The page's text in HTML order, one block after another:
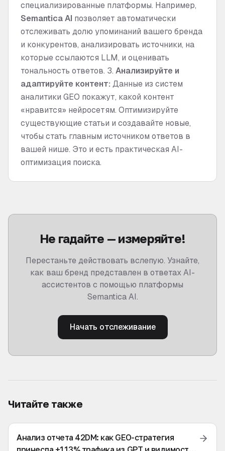
специализированные платформы. Например,
Semantica AI позволяет автоматически
отслеживать долю упоминаний вашего бренда
и конкурентов, анализировать источники, на
которые ссылаются LLM, и оценивать
тональность ответов. 3. Анализируйте и
адаптируйте контент: Данные из систем
аналитики GEO покажут, какой контент
«нравится» нейросетям. Оптимизируйте
существующие статьи и создавайте новые,
чтобы стать главным источником ответов в
вашей нише. Это и есть практическая AI-
оптимизация поиска.
Не гадайте — измеряйте!
Перестаньте действовать вслепую. Узнайте,
как ваш бренд представлен в ответах AI-
ассистентов с помощью платформы
Semantica AI.
Начать отслеживание
Читайте также
Анализ отчета 42DM: как GEO-стратегия